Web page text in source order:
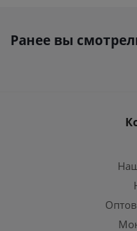
Ранее вы